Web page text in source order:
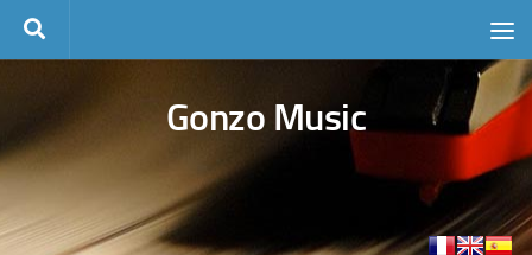
Skip to content
Gonzo Music